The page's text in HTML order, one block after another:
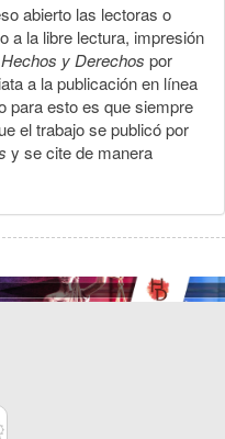
abierto las lectoras o
a la libre lectura, impresión
Hechos y Derechos por
a la publicación en línea
para esto es que siempre
el trabajo se publicó por
y se cite de manera